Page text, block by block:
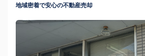
地域密着で安心の不動産売却